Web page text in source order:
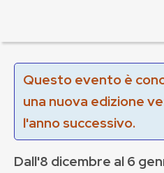
Questo evento è
una nuova edizione
l'anno successivo.
Dall'8 dicembre al 6